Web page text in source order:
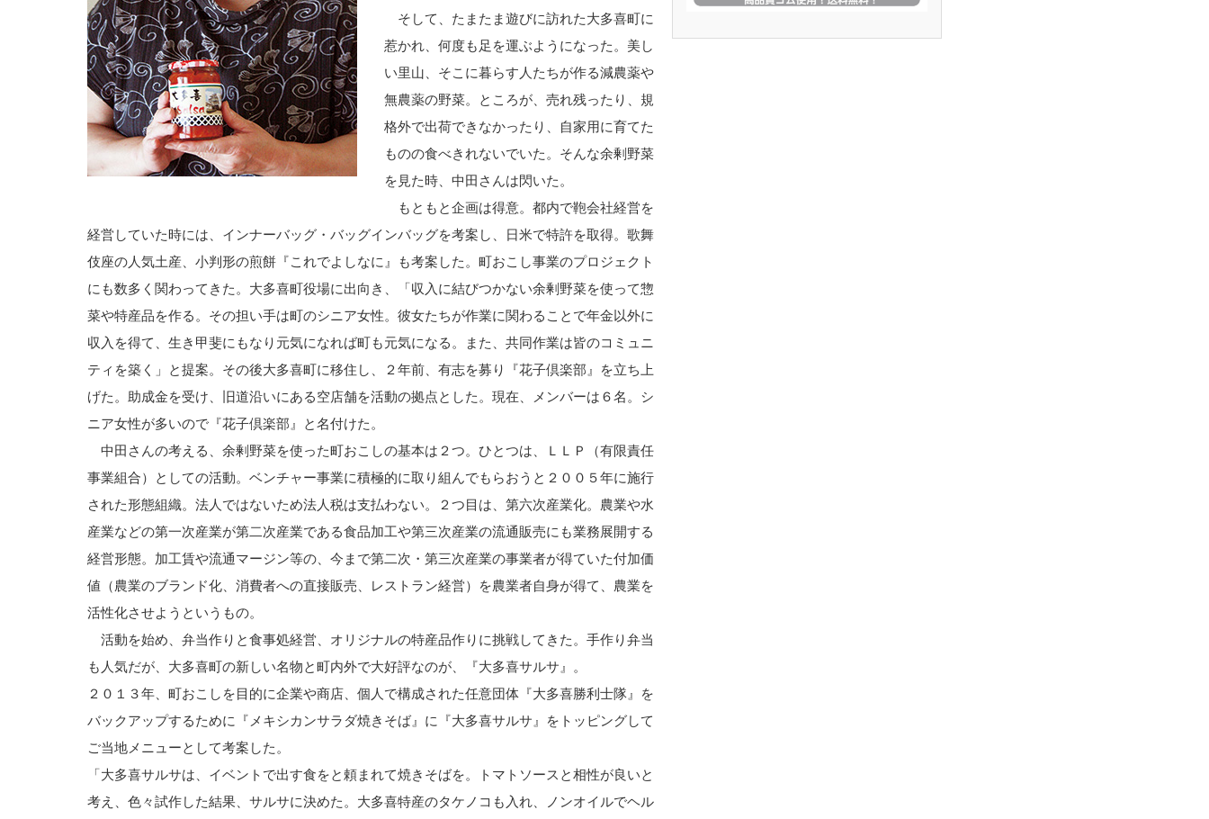
そして、たまたま遊びに訪れた大多喜町に
惹かれ、何度も足を運ぶようになった。美し
い里山、そこに暮らす人たちが作る減農薬や
無農薬の野菜。ところが、売れ残ったり、規
格外で出荷できなかったり、自家用に育てた
ものの食べきれないでいた。そんな余剰野菜
を見た時、中田さんは閃いた。
もともと企画は得意。都内で鞄会社経営を
経営していた時には、インナーバッグ・バッグインバッグを考案し、日米で特許を取得。歌舞
伎座の人気土産、小判形の煎餅『これでよしなに』も考案した。町おこし事業のプロジェクト
にも数多く関わってきた。大多喜町役場に出向き、「収入に結びつかない余剰野菜を使って惣
菜や特産品を作る。その担い手は町のシニア女性。彼女たちが作業に関わることで年金以外に
収入を得て、生き甲斐にもなり元気になれば町も元気になる。また、共同作業は皆のコミュニ
ティを築く」と提案。その後大多喜町に移住し、２年前、有志を募り『花子倶楽部』を立ち上
げた。助成金を受け、旧道沿いにある空店舗を活動の拠点とした。現在、メンバーは６名。シ
ニア女性が多いので『花子倶楽部』と名付けた。
中田さんの考える、余剰野菜を使った町おこしの基本は２つ。ひとつは、ＬＬＰ（有限責任
事業組合）としての活動。ベンチャー事業に積極的に取り組んでもらおうと２００５年に施行
された形態組織。法人ではないため法人税は支払わない。２つ目は、第六次産業化。農業や水
産業などの第一次産業が第二次産業である食品加工や第三次産業の流通販売にも業務展開する
経営形態。加工賃や流通マージン等の、今まで第二次・第三次産業の事業者が得ていた付加価
値（農業のブランド化、消費者への直接販売、レストラン経営）を農業者自身が得て、農業を
活性化させようというもの。
活動を始め、弁当作りと食事処経営、オリジナルの特産品作りに挑戦してきた。手作り弁当
も人気だが、大多喜町の新しい名物と町内外で大好評なのが、『大多喜サルサ』。
２０１３年、町おこしを目的に企業や商店、個人で構成された任意団体『大多喜勝利士隊』を
バックアップするために『メキシカンサラダ焼きそば』に『大多喜サルサ』をトッピングして
ご当地メニューとして考案した。
「大多喜サルサは、イベントで出す食をと頼まれて焼きそばを。トマトソースと相性が良いと
考え、色々試作した結果、サルサに決めた。大多喜特産のタケノコも入れ、ノンオイルでヘル